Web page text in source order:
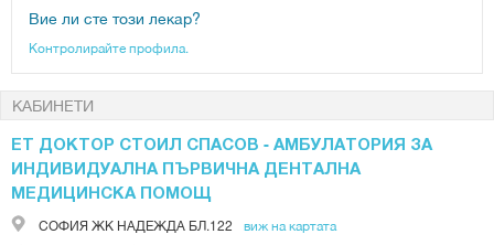
Вие ли сте този лекар?
Контролирайте профила.
КАБИНЕТИ
ЕТ ДОКТОР СТОИЛ СПАСОВ - АМБУЛАТОРИЯ ЗА
ИНДИВИДУАЛНА ПЪРВИЧНА ДЕНТАЛНА
МЕДИЦИНСКА ПОМОЩ
СОФИЯ ЖК НАДЕЖДА БЛ.122 виж на картата